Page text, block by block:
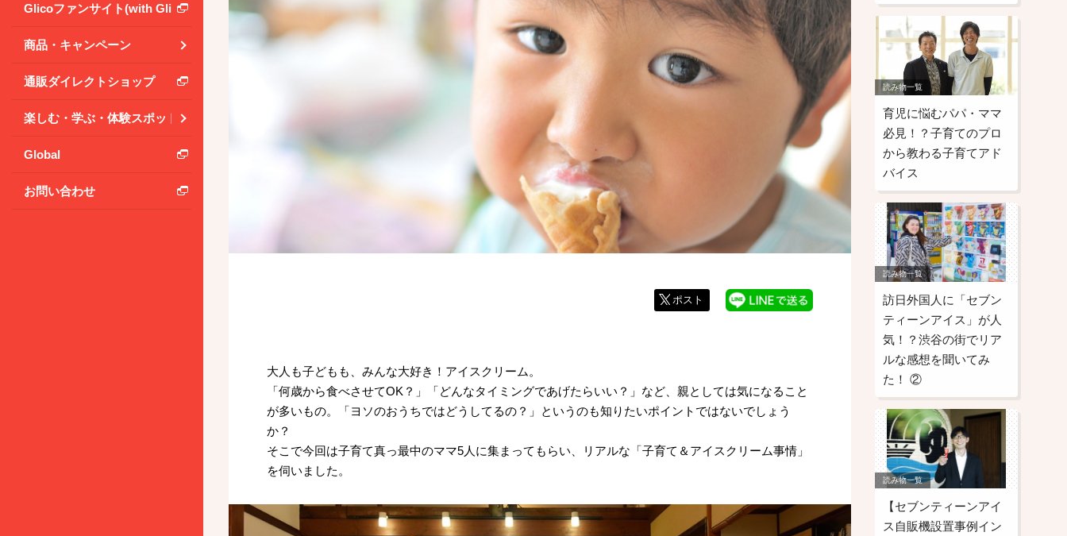
Glicoファンサイト(with Glico Park)
商品・キャンペーン
通販ダイレクトショップ
楽しむ・学ぶ・体験スポット
Global
お問い合わせ
ポスト
大人も子どもも、みんな大好き！アイスクリーム。
「何歳から食べさせてOK？」「どんなタイミングであげたらいい？」など、親としては気になること
が多いもの。「ヨソのおうちではどうしてるの？」というのも知りたいポイントではないでしょう
か？
そこで今回は子育て真っ最中のママ5人に集まってもらい、リアルな「子育て＆アイスクリーム事情」
を伺いました。
読み物一覧
育児に悩むパパ・ママ
必見！？子育てのプロ
から教わる子育てアド
バイス
読み物一覧
訪日外国人に「セブン
ティーンアイス」が人
気！？渋谷の街でリア
ルな感想を聞いてみ
た！ ②
読み物一覧
【セブンティーンアイ
ス自販機設置事例イン